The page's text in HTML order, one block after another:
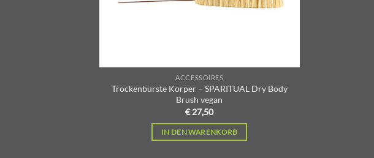
ACCESSOIRES
Trockenbürste Körper – SPARITUAL Dry Body
Brush vegan
€ 27,50
IN DEN WARENKORB